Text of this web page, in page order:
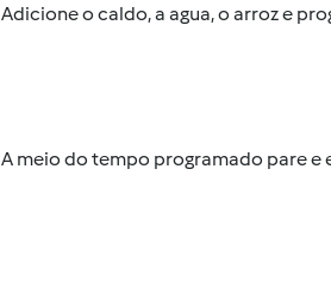
Adicione o caldo, a agua, o arroz e
A meio do tempo programado pare e